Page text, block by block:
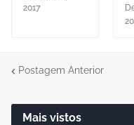
2017
Postagem Anterior
Mais vistos